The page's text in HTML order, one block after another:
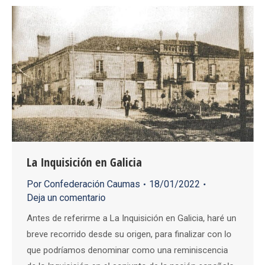
La Inquisición en Galicia
Por Confederación Caumas
18/01/2022
Deja un comentario
Antes de referirme a La Inquisición en Galicia, haré un
breve recorrido desde su origen, para finalizar con lo
que podríamos denominar como una reminiscencia